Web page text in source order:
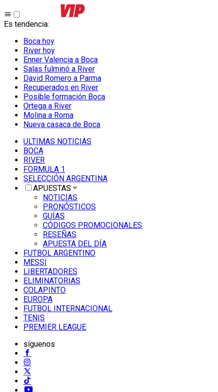
Es tendencia:
Boca hoy
River hoy
Enner Valencia a Boca
Salas fulminó a River
David Romero a Parma
Recuperados en River
Posible formación Boca
Ortega a River
Molina a Roma
Nueva casaca de Boca
ULTIMAS NOTICIAS
BOCA
RIVER
FORMULA 1
SELECCIÓN ARGENTINA
APUESTAS
NOTICIAS
PRONÓSTICOS
GUÍAS
CÓDIGOS PROMOCIONALES
RESEÑAS
APUESTA DEL DÍA
FUTBOL ARGENTINO
MESSI
LIBERTADORES
ELIMINATORIAS
COLAPINTO
EUROPA
FUTBOL INTERNACIONAL
TENIS
PREMIER LEAGUE
síguenos